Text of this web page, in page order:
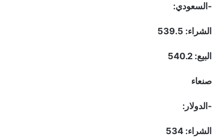
-السعودي:
الشراء: 539.5
البيع: 540.2
صنعاء
-الدولار:
الشراء: 534